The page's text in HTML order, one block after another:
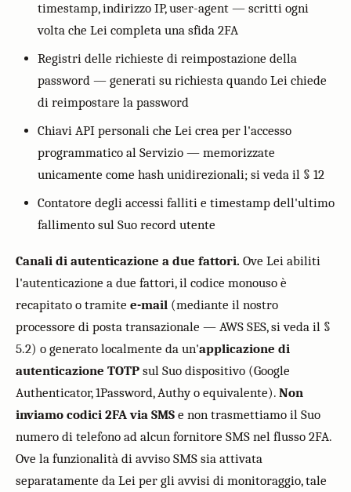
timestamp, indirizzo IP, user-agent — scritti ogni
volta che Lei completa una sfida 2FA
Registri delle richieste di reimpostazione della
password — generati su richiesta quando Lei chiede
di reimpostare la password
Chiavi API personali che Lei crea per l'accesso
programmatico al Servizio — memorizzate
unicamente come hash unidirezionali; si veda il § 12
Contatore degli accessi falliti e timestamp dell'ultimo
fallimento sul Suo record utente
Canali di autenticazione a due fattori. Ove Lei abiliti
l'autenticazione a due fattori, il codice monouso è
recapitato o tramite e-mail (mediante il nostro
processore di posta transazionale — AWS SES, si veda il §
5.2) o generato localmente da un'applicazione di
autenticazione TOTP sul Suo dispositivo (Google
Authenticator, 1Password, Authy o equivalente). Non
inviamo codici 2FA via SMS e non trasmettiamo il Suo
numero di telefono ad alcun fornitore SMS nel flusso 2FA.
Ove la funzionalità di avviso SMS sia attivata
separatamente da Lei per gli avvisi di monitoraggio, tale